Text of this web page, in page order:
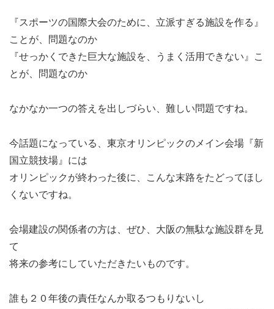
『スポーツの国際大会のために、立派すぎる施設を作る』
ことが、問題なのか
『せっかくできた巨大な施設を、うまく活用できない』こ
とが、問題なのか
なかなか一つの答えを出しづらい、難しい問題ですね。
今話題になっている、東京オリンピックのメイン会場『新
国立競技場』には
オリンピックが終わった後に、こんな末路をたどってほし
くないですね。
会場建設の関係者の方は、ぜひ、大阪の無駄な施設群を見
て
将来の参考にしていただきたいものです。
誰も２０年後の責任なんか取るつもりないし